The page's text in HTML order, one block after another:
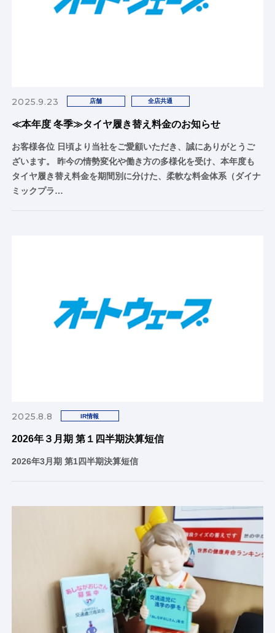
2025.9.23 店舗 全店共通
≪本年度 冬季≫タイヤ履き替え料金のお知らせ
お客様各位 日頃より当社をご愛顧いただき、誠にありがとうご
ざいます。 昨今の情勢変化や働き方の多様化を受け、本年度も
タイヤ履き替え料金を期間別に分けた、柔軟な料金体系（ダイナ
ミックプラ…
2025.8.8 IR情報
2026年３月期 第１四半期決算短信
2026年3月期 第1四半期決算短信